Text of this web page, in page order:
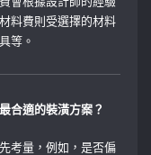
料費則受選擇的材料
等。
合適的裝潢方案？
考量，例如，是否偏